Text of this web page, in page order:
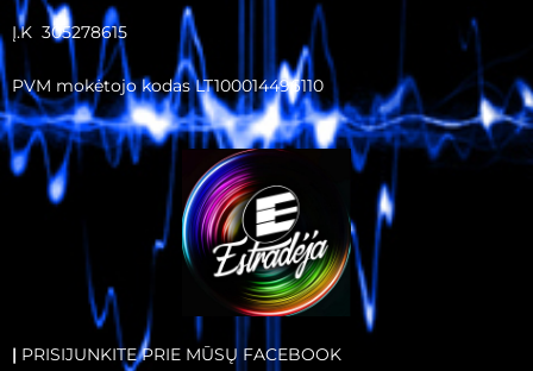
Į.K 305278615
PVM mokėtojo kodas LT100014496110
| PRISIJUNKITE PRIE MŪSŲ FACEBOOK